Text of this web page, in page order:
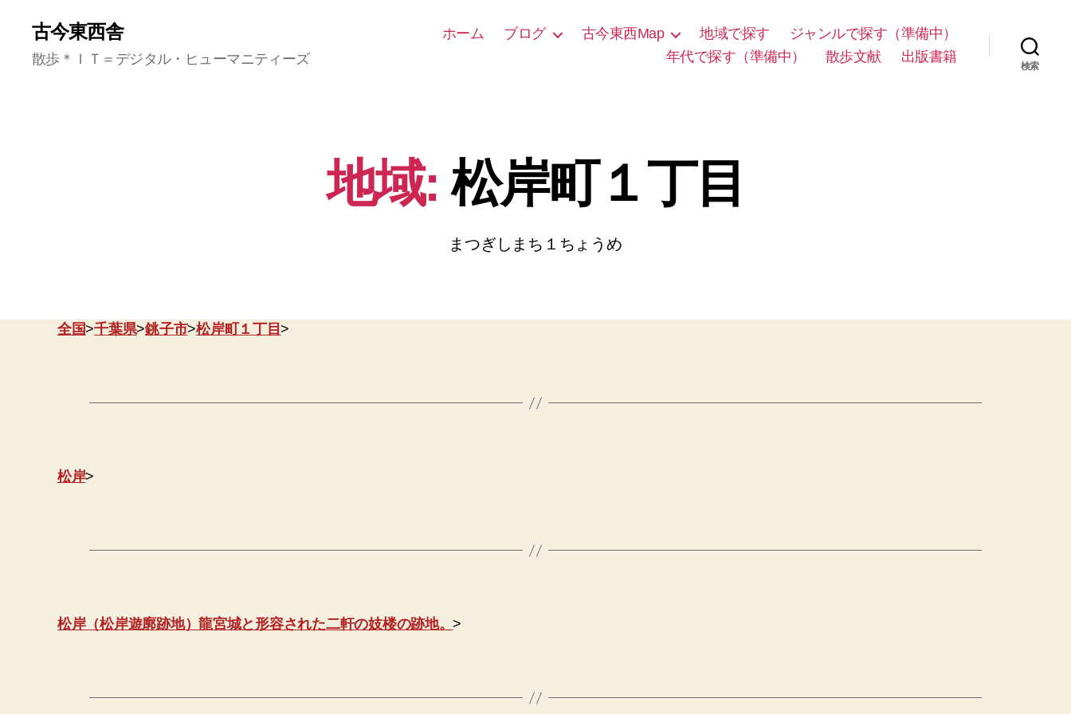
古今東西舎
散歩＊ＩＴ＝デジタル・ヒューマニティーズ
ホーム ブログ 古今東西Map 地域で探す
ジャンルで探す（準備中）
年代で探す（準備中）
散歩文献 出版書籍
検索
地域: 松岸町１丁目
まつぎしまち１ちょうめ
全国>千葉県>銚子市>松岸町１丁目>
松岸>
松岸（松岸遊廓跡地）龍宮城と形容された二軒の妓楼の跡地。>